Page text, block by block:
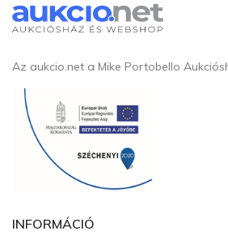
Az aukcio.net a Mike Portobello
INFORMÁCIÓ